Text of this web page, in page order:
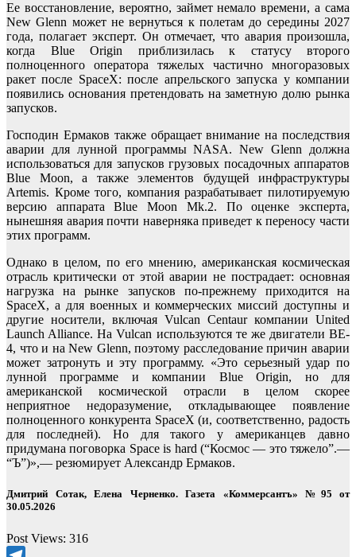
Ее восстановление, вероятно, займет немало времени, а сама
New Glenn может не вернуться к полетам до середины 2027
года, полагает эксперт. Он отмечает, что авария произошла,
когда Blue Origin приблизилась к статусу второго
полноценного оператора тяжелых частично многоразовых
ракет после SpaceX: после апрельского запуска у компании
появились основания претендовать на заметную долю рынка
запусков.
Господин Ермаков также обращает внимание на последствия
аварии для лунной программы NASA. New Glenn должна
использоваться для запусков грузовых посадочных аппаратов
Blue Moon, а также элементов будущей инфраструктуры
Artemis. Кроме того, компания разрабатывает пилотируемую
версию аппарата Blue Moon Mk.2. По оценке эксперта,
нынешняя авария почти наверняка приведет к переносу части
этих программ.
Однако в целом, по его мнению, американская космическая
отрасль критически от этой аварии не пострадает: основная
нагрузка на рынке запусков по-прежнему приходится на
SpaceX, а для военных и коммерческих миссий доступны и
другие носители, включая Vulcan Centaur компании United
Launch Alliance. На Vulcan используются те же двигатели BE-
4, что и на New Glenn, поэтому расследование причин аварии
может затронуть и эту программу. «Это серьезный удар по
лунной программе и компании Blue Origin, но для
американской космической отрасли в целом скорее
неприятное недоразумение, откладывающее появление
полноценного конкурента SpaceX (и, соответственно, радость
для последней). Но для такого у американцев давно
придумана поговорка Space is hard (“Космос — это тяжело”.—
“Ъ”)»,— резюмирует Александр Ермаков.
Дмитрий Сотак, Елена Черненко. Газета «Коммерсантъ» №95 от
30.05.2026
Post Views: 316